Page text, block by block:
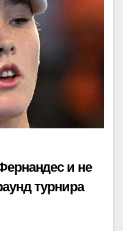
и не
турнира